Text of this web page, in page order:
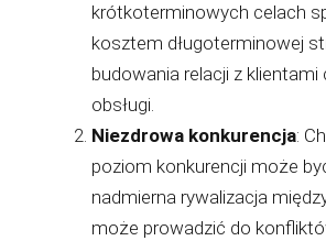
krótkoterminowych celach
kosztem długoterminowej
budowania relacji z klientami
obsługi.
Niezdrowa konkurencja:
poziom konkurencji może
nadmierna rywalizacja
może prowadzić do